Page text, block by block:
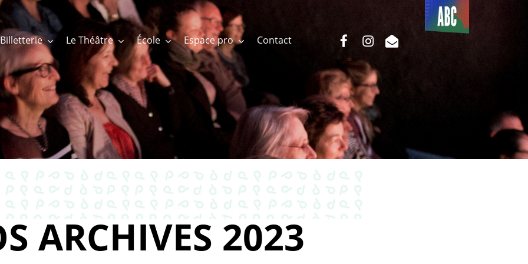
Billetterie Le Théâtre École Espace pro Contact
Du côté
de l’ABC
facebookinstagram
email
ARCHIVES 2023